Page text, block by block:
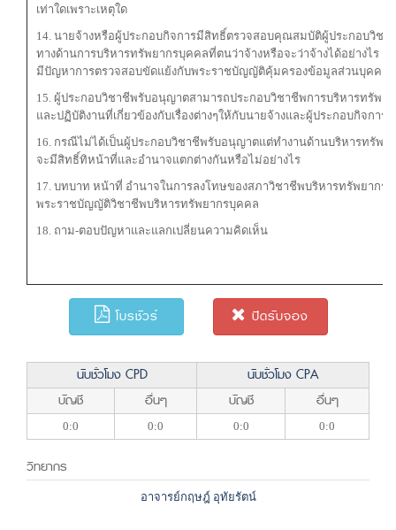
เท่าใดเพราะเหตุใด
14. นายจ้างหรือผู้ประกอบกิจการมีสิทธิ์ตรวจสอบคุณสมบัติผู้ประกอบวิชา
ทางด้านการบริหารทรัพยากรบุคคลที่ตนว่าจ้างหรือจะว่าจ้างได้อย่างไร
มีปัญหาการตรวจสอบขัดแย้งกับพระราชบัญญัติคุ้มครองข้อมูลส่วนบุคคลห
15. ผู้ประกอบวิชาชีพรับอนุญาตสามารถประกอบวิชาชีพการบริหารทรัพย
และปฏิบัติงานที่เกี่ยวข้องกับเรื่องต่างๆให้กับนายจ้างและผู้ประกอบกิจการไ
16. กรณีไม่ได้เป็นผู้ประกอบวิชาชีพรับอนุญาตแต่ทำงานด้านบริหารทรัพย
จะมีสิทธิ์ทิหน้าที่และอำนาจแตกต่างกันหรือไม่อย่างไร
17. บทบาท หน้าที่ อำนาจในการลงโทษของสภาวิชาชีพบริหารทรัพยากร
พระราชบัญญัติวิชาชีพบริหารทรัพยากรบุคคล
18. ถาม-ตอบปัญหาและแลกเปลี่ยนความคิดเห็น
โบรชัวร์ ปิดรับจอง
นับชั่วโมง CPD
นับชั่วโมง CPA
บัญชี
อื่นๆ บัญชี อื่นๆ
0:0 0:0 0:0 0:0
วิทยากร
อาจารย์กฤษฎ์ อุทัยรัตน์